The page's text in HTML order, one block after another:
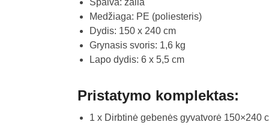
Spalva: žalia
Medžiaga: PE (poliesteris)
Dydis: 150 x 240 cm
Grynasis svoris: 1,6 kg
Lapo dydis: 6 x 5,5 cm
Pristatymo komplektas:
1 x Dirbtinė gebenės gyvatvorė 150×240